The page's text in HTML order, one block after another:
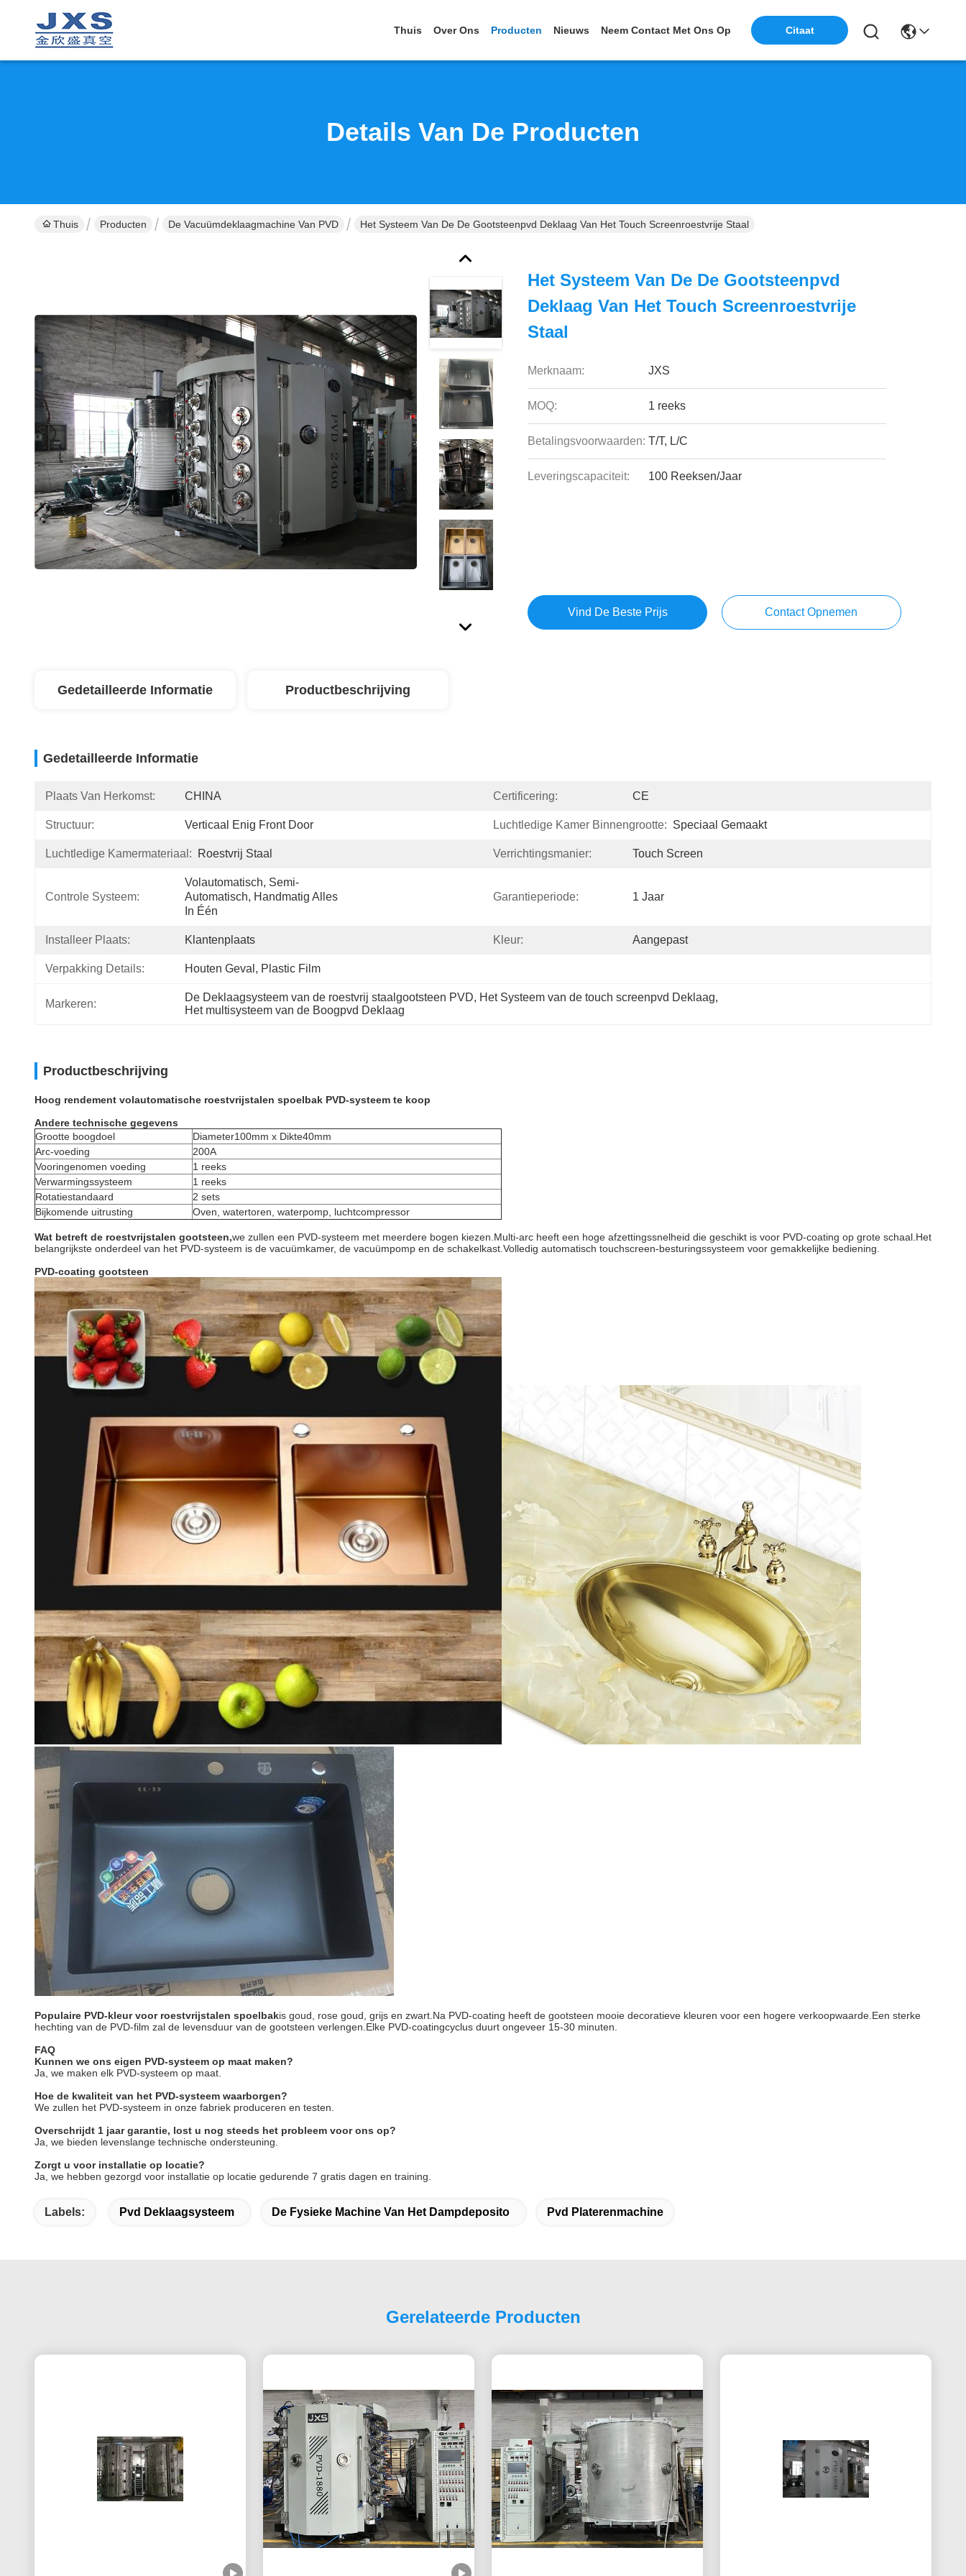
Thuis Over Ons Producten Nieuws Neem Contact Met Ons Op Citaat
Details Van De Producten
Thuis Producten De Vacuümdeklaagmachine Van PVD Het Systeem Van De De Gootsteenpvd Deklaag Van Het Touch Screenroestvrije Staal
Het Systeem Van De De Gootsteenpvd
Deklaag Van Het Touch Screenroestvrije
Staal
Merknaam: JXS
MOQ: 1 reeks
Betalingsvoorwaarden: T/T, L/C
Leveringscapaciteit: 100 Reeksen/Jaar
Vind De Beste Prijs Contact Opnemen
Gedetailleerde Informatie Productbeschrijving
Gedetailleerde Informatie
Plaats Van Herkomst: CHINA Certificering: CE
Structuur: Verticaal Enig Front Door Luchtledige Kamer Binnengrootte: Speciaal Gemaakt
Luchtledige Kamermateriaal: Roestvrij Staal Verrichtingsmanier: Touch Screen
Controle Systeem:
Volautomatisch, Semi-
Automatisch, Handmatig Alles
In Één
Garantieperiode: 1 Jaar
Installeer Plaats: Klantenplaats Kleur: Aangepast
Verpakking Details: Houten Geval, Plastic Film
Markeren:
De Deklaagsysteem van de roestvrij staalgootsteen PVD, Het Systeem van de touch screenpvd Deklaag,
Het multisysteem van de Boogpvd Deklaag
Productbeschrijving
Hoog rendement volautomatische roestvrijstalen spoelbak PVD-systeem te koop
Andere technische gegevens
Grootte boogdoel
Diameter100mm x Dikte40mm
Arc-voeding
200A
Vooringenomen voeding
1 reeks
Verwarmingssysteem
1 reeks
Rotatiestandaard
2 sets
Bijkomende uitrusting
Oven, watertoren, waterpomp, luchtcompressor
Wat betreft de roestvrijstalen gootsteen,we zullen een PVD-systeem met meerdere bogen kiezen.Multi-arc heeft een hoge afzettingssnelheid die geschikt is voor PVD-coating op grote schaal.Het
belangrijkste onderdeel van het PVD-systeem is de vacuümkamer, de vacuümpomp en de schakelkast.Volledig automatisch touchscreen-besturingssysteem voor gemakkelijke bediening.
PVD-coating gootsteen
Populaire PVD-kleur voor roestvrijstalen spoelbakis goud, rose goud, grijs en zwart.Na PVD-coating heeft de gootsteen mooie decoratieve kleuren voor een hogere verkoopwaarde.Een sterke
hechting van de PVD-film zal de levensduur van de gootsteen verlengen.Elke PVD-coatingcyclus duurt ongeveer 15-30 minuten.
FAQ
Kunnen we ons eigen PVD-systeem op maat maken?
Ja, we maken elk PVD-systeem op maat.
Hoe de kwaliteit van het PVD-systeem waarborgen?
We zullen het PVD-systeem in onze fabriek produceren en testen.
Overschrijdt 1 jaar garantie, lost u nog steeds het probleem voor ons op?
Ja, we bieden levenslange technische ondersteuning.
Zorgt u voor installatie op locatie?
Ja, we hebben gezorgd voor installatie op locatie gedurende 7 gratis dagen en training.
Labels: Pvd Deklaagsysteem De Fysieke Machine Van Het Dampdeposito Pvd Platerenmachine
Gerelateerde Producten